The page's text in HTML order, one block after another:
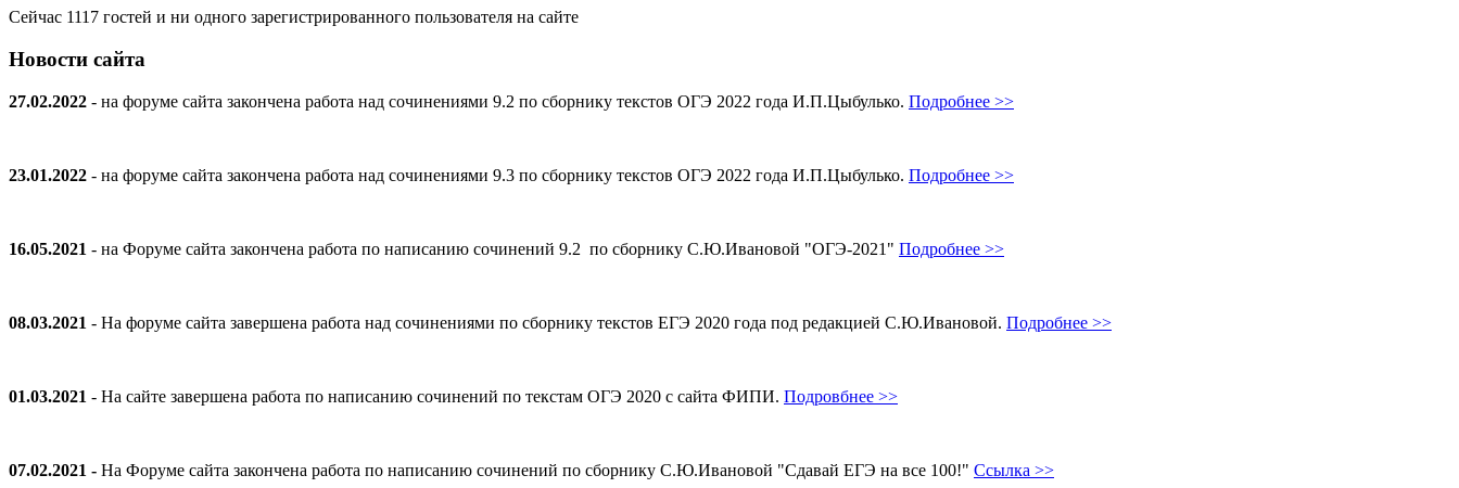
Сейчас 1117 гостей и ни одного зарегистрированного пользователя на сайте
Новости сайта
27.02.2022 - на форуме сайта закончена работа над сочинениями 9.2 по сборнику текстов ОГЭ 2022 года И.П.Цыбулько. Подробнее >>
23.01.2022 - на форуме сайта закончена работа над сочинениями 9.3 по сборнику текстов ОГЭ 2022 года И.П.Цыбулько. Подробнее >>
16.05.2021 - на Форуме сайта закончена работа по написанию сочинений 9.2 по сборнику С.Ю.Ивановой "ОГЭ-2021" Подробнее >>
08.03.2021 - На форуме сайта завершена работа над сочинениями по сборнику текстов ЕГЭ 2020 года под редакцией С.Ю.Ивановой. Подробнее >>
01.03.2021 - На сайте завершена работа по написанию сочинений по текстам ОГЭ 2020 с сайта ФИПИ. Подровбнее >>
07.02.2021 - На Форуме сайта закончена работа по написанию сочинений по сборнику С.Ю.Ивановой "Сдавай ЕГЭ на все 100!" Ссылка >>